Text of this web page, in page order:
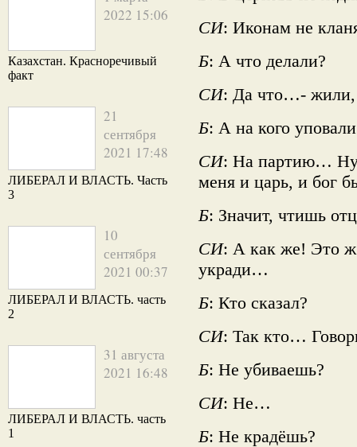
2022 15:06
Казахстан. Красноречивый
факт
21
сентября
2021 17:48
ЛИБЕРАЛ И ВЛАСТЬ. Часть
3
10
сентября
2021 00:37
ЛИБЕРАЛ И ВЛАСТЬ. часть
2
31 августа
2021 16:48
ЛИБЕРАЛ И ВЛАСТЬ. часть
1
СИ: Иконам не
Б: А что делали?
СИ: Да что…- жили,
Б: А на кого
СИ: На партию… Ну
меня и царь, и бог
Б: Значит, чтишь
СИ: А как же! Это ж
укради…
Б: Кто сказал?
СИ: Так кто…
Б: Не убиваешь?
СИ: Не…
Б: Не крадёшь?